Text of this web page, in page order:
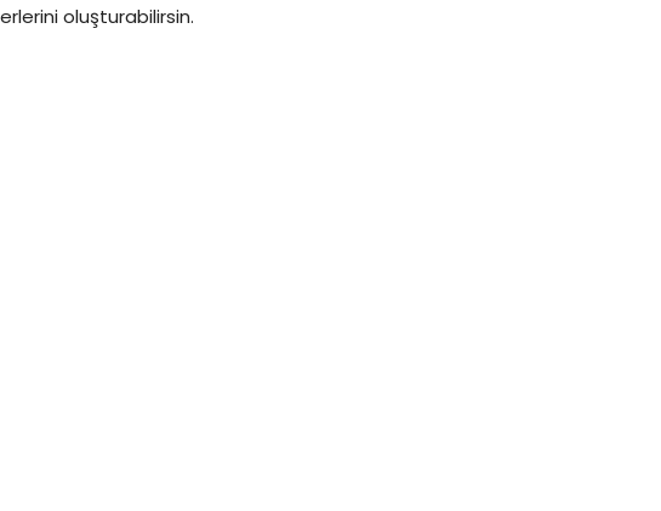
oluşturabilirsin.